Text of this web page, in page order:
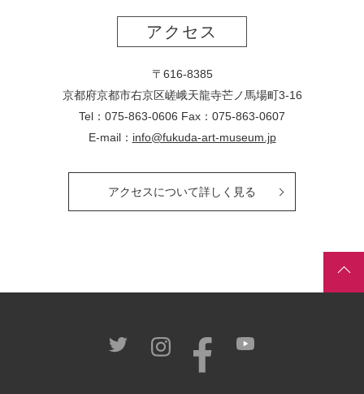
アクセス
〒616-8385
京都府京都市右京区嵯峨天龍寺芒ノ馬場町3-16
Tel：075-863-0606 Fax：075-863-0607
E-mail： info@fukuda-art-museum.jp
アクセスについて詳しく見る